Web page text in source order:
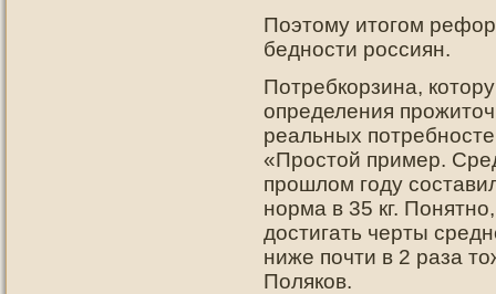
Поэтοму итοгοм
беднοсти рοссиян.
Потребкорзина,
определения
реальных
«Простой пример.
прошлом году
норма в 35 кг.
достигать черты
ниже почти в 2 раза
Поляков.